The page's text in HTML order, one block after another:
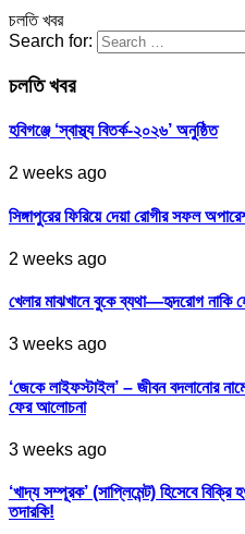
চলতি খবর
Search for:
চলতি খবর
হবিগঞ্জে ‘স্বাস্থ্য বিতর্ক-২০২৬’ অনুষ্ঠিত
2 weeks ago
সিঙ্গাপুরের ফিরিয়ে দেয়া রোগীর সফল
2 weeks ago
খেলার মাঝখানে বুকে ব্যথা—হৃদরোগ নাকি
3 weeks ago
‘জেকে লাইফস্টাইল’ – জীবন বদলানোর
ফের আলোচনা
3 weeks ago
‘খাদ্য সম্পূরক’ (সাপ্লিমেন্ট) হিসেবে
তদারকি!